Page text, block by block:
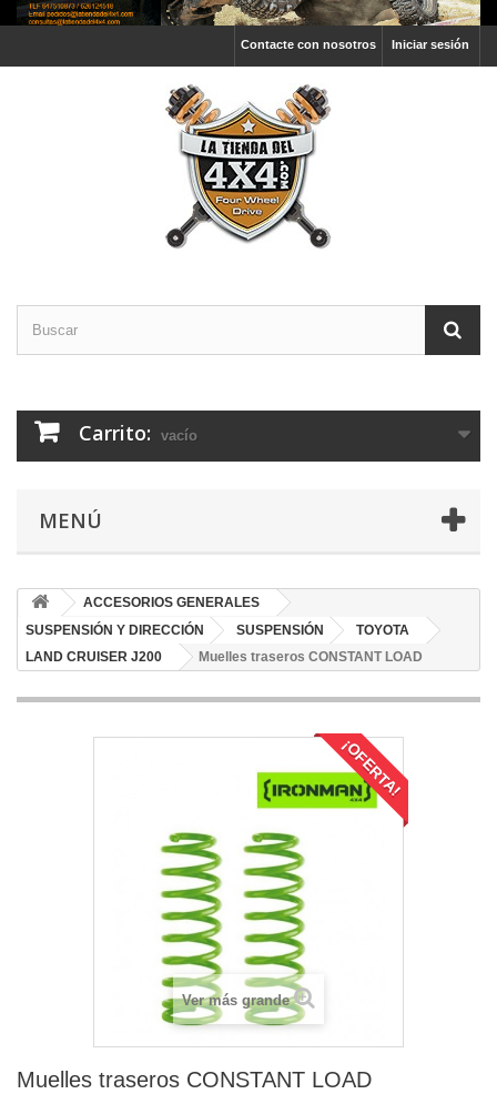
Iniciar sesión
Contacte con nosotros
Carrito: vacío
MENÚ
ACCESORIOS GENERALES
SUSPENSIÓN Y DIRECCIÓN
SUSPENSIÓN
TOYOTA
LAND CRUISER J200
Muelles traseros CONSTANT LOAD
¡OFERTA!
Ver más grande
Muelles traseros CONSTANT LOAD